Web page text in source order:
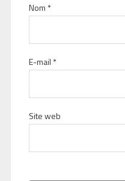
Nom *
E-mail *
Site web